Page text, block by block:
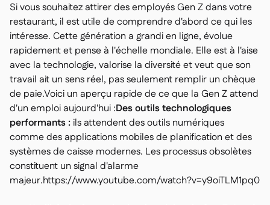
Si vous souhaitez attirer des employés Gen Z dans votre
restaurant, il est utile de comprendre d'abord ce qui les
intéresse. Cette génération a grandi en ligne, évolue
rapidement et pense à l'échelle mondiale. Elle est à l'aise
avec la technologie, valorise la diversité et veut que son
travail ait un sens réel, pas seulement remplir un chèque
de paie.Voici un aperçu rapide de ce que la Gen Z attend
d'un emploi aujourd'hui :Des outils technologiques
performants : ils attendent des outils numériques
comme des applications mobiles de planification et des
systèmes de caisse modernes. Les processus obsolètes
constituent un signal d'alarme
majeur.https://www.youtube.com/watch?v=y9oiTLM1pq0